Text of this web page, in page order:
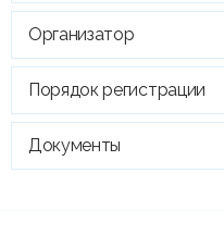
Организатор
Порядок регистрации
Документы